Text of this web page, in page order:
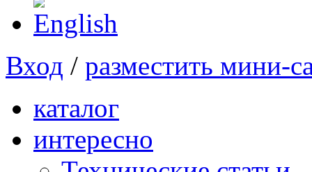
Вход / разместить мини-
каталог
интересно